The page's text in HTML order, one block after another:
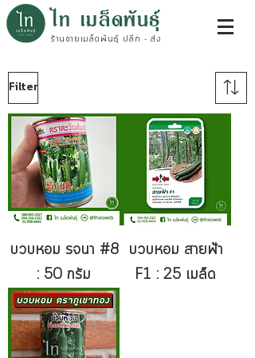
ไท เมล็ดพันธุ์
ร้านขายเมล็ดพันธุ์ ปลีก - ส่ง
Filter
บวบหอม รจนา #8
: 50 กรัม
บวบหอม สายฟ้า
F1 : 25 เมล็ด